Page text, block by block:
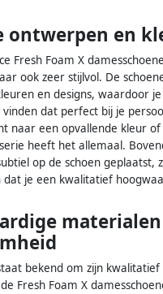
ontwerpen en
Fresh Foam X
ook zeer stijlvol. De
en designs, waardoor
vinden dat perfect bij je
naar een opvallende kleur
heeft het allemaal.
op de schoen geplaatst,
dat je een kwalitatief
bekend om zijn
Fresh Foam X